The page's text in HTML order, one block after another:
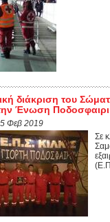
διάκριση του
Ένωση
Φεβ 2019
Σε